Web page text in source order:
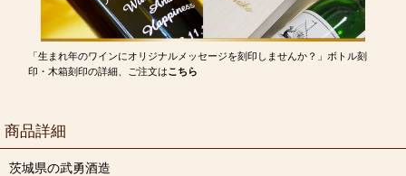
「生まれ年のワインにオリジナルメッセージを刻印しませんか？」ボトル刻
印・木箱刻印の詳細、ご注文はこちら
商品詳細
茨城県の武勇酒造